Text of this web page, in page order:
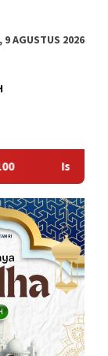
9 AGUSTUS 2026
dengan